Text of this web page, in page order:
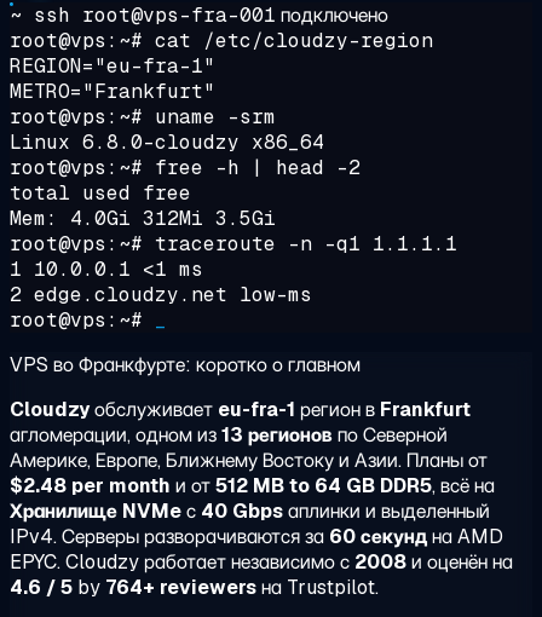
~ ssh root@vps-fra-001 подключено
root@vps:~# cat /etc/cloudzy-region
REGION="eu-fra-1"
METRO="Frankfurt"
root@vps:~# uname -srm
Linux 6.8.0-cloudzy x86_64
root@vps:~# free -h | head -2
total used free
Mem: 4.0Gi 312Mi 3.5Gi
root@vps:~# traceroute -n -q1 1.1.1.1
1 10.0.0.1 <1 ms
2 edge.cloudzy.net low-ms
root@vps:~#
VPS во Франкфурте: коротко о главном
Cloudzyобслуживает eu-fra-1 регион в Frankfurt
агломерации, одном из13 регионовпо Северной
Америке, Европе, Ближнему Востоку и Азии. Планы от
$2.48 per month и от512 MB to 64 GB DDR5, всё на
Хранилище NVMeс 40 Gbpsаплинки и выделенный
IPv4. Серверы разворачиваются за 60 секундна AMD
EPYC. Cloudzy работает независимо с 2008и оценён на
4.6 / 5 by 764+ reviewersна Trustpilot.